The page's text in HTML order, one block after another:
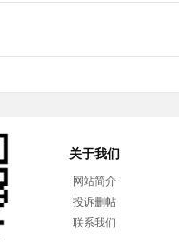
关于我们
网站简介
投诉删帖
联系我们